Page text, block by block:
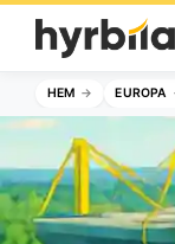
HEM EUROPA